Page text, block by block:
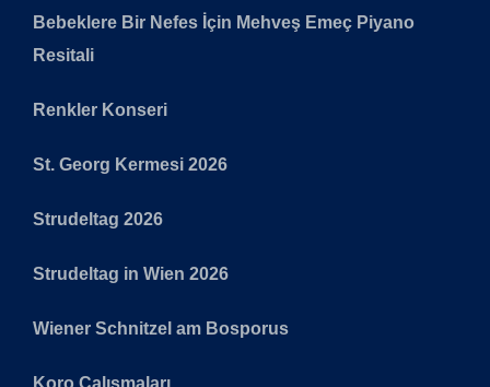
Bebeklere Bir Nefes İçin Mehveş Emeç Piyano
Resitali
Renkler Konseri
St. Georg Kermesi 2026
Strudeltag 2026
Strudeltag in Wien 2026
Wiener Schnitzel am Bosporus